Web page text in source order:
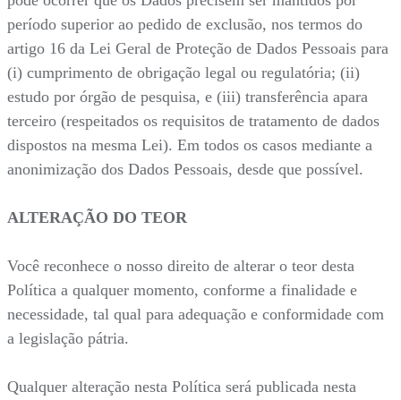
período superior ao pedido de exclusão, nos termos do
artigo 16 da Lei Geral de Proteção de Dados Pessoais para
(i) cumprimento de obrigação legal ou regulatória; (ii)
estudo por órgão de pesquisa, e (iii) transferência apara
terceiro (respeitados os requisitos de tratamento de dados
dispostos na mesma Lei). Em todos os casos mediante a
anonimização dos Dados Pessoais, desde que possível.
ALTERAÇÃO DO TEOR
Você reconhece o nosso direito de alterar o teor desta
Política a qualquer momento, conforme a finalidade e
necessidade, tal qual para adequação e conformidade com
a legislação pátria.
Qualquer alteração nesta Política será publicada nesta